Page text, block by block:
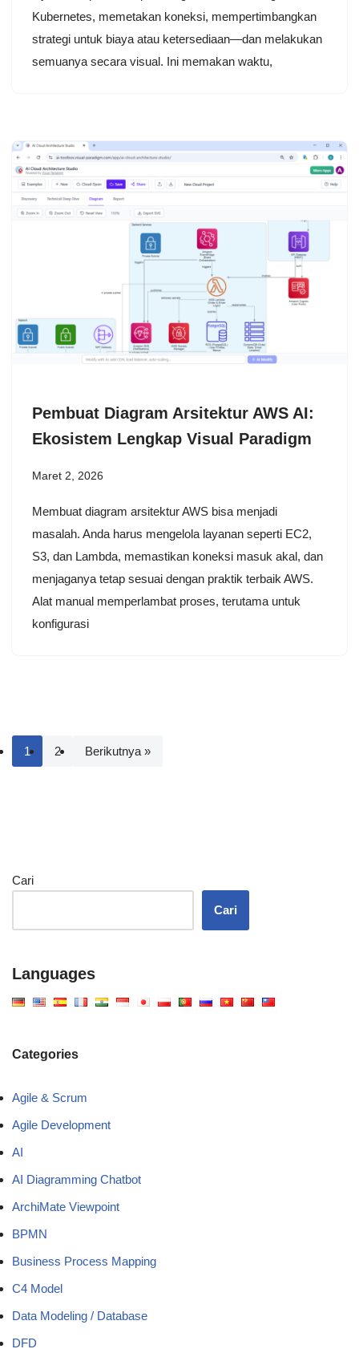
Kubernetes, memetakan koneksi, mempertimbangkan
strategi untuk biaya atau ketersediaan—dan melakukan
semuanya secara visual. Ini memakan waktu,
Pembuat Diagram Arsitektur AWS AI:
Ekosistem Lengkap Visual Paradigm
Maret 2, 2026
Membuat diagram arsitektur AWS bisa menjadi
masalah. Anda harus mengelola layanan seperti EC2,
S3, dan Lambda, memastikan koneksi masuk akal, dan
menjaganya tetap sesuai dengan praktik terbaik AWS.
Alat manual memperlambat proses, terutama untuk
konfigurasi
1 2 Berikutnya »
Cari
Cari
Languages
Categories
Agile & Scrum
Agile Development
AI
AI Diagramming Chatbot
ArchiMate Viewpoint
BPMN
Business Process Mapping
C4 Model
Data Modeling / Database
DFD